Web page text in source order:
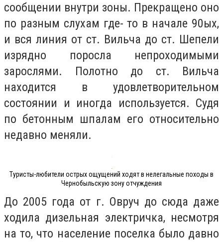
сообщении внутри зоны. Прекращено оно
по разным слухам где- то в начале 90ых,
и вся линия от ст. Вильча до ст. Шепели
изрядно поросла непроходимыми
зарослями. Полотно до ст. Вильча
находится в удовлетворительном
состоянии и иногда используется. Судя
по бетонным шпалам его относительно
недавно меняли.
Туристы-любители острых ощущений ходят в нелегальные походы в
Чернобыльскую зону отчуждения
До 2005 года от г. Овруч до сюда даже
ходила дизельная электричка, несмотря
на то, что население поселка было давно